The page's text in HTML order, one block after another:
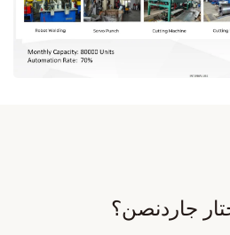
جاردنصن؟